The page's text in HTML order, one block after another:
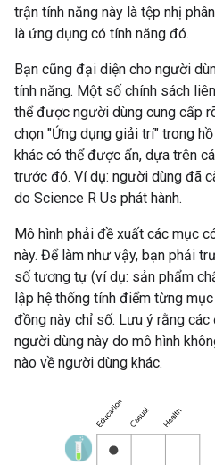
trận tính năng này là tệp nhị
là ứng dụng có tính năng đó.
Bạn cũng đại diện cho người
tính năng. Một số chính sách
thể được người dùng cung cấp
chọn "Ứng dụng giải trí" trong
khác có thể được ẩn, dựa trên
trước đó. Ví dụ: người dùng đã
do Science R Us phát hành.
Mô hình phải đề xuất các mục
này. Để làm như vậy, bạn phải
số tương tự (ví dụ: sản phẩm
lập hệ thống tính điểm từng
đồng này chỉ số. Lưu ý rằng
người dùng này do mô hình
nào về người dùng khác.